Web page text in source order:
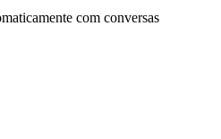
com conversas